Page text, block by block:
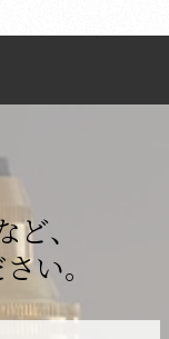
、
い。